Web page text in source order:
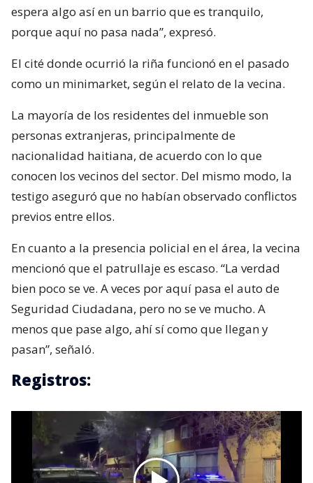
espera algo así en un barrio que es tranquilo,
porque aquí no pasa nada”, expresó.
El cité donde ocurrió la riña funcionó en el pasado
como un minimarket, según el relato de la vecina.
La mayoría de los residentes del inmueble son
personas extranjeras, principalmente de
nacionalidad haitiana, de acuerdo con lo que
conocen los vecinos del sector. Del mismo modo, la
testigo aseguró que no habían observado conflictos
previos entre ellos.
En cuanto a la presencia policial en el área, la vecina
mencionó que el patrullaje es escaso. “La verdad
bien poco se ve. A veces por aquí pasa el auto de
Seguridad Ciudadana, pero no se ve mucho. A
menos que pase algo, ahí sí como que llegan y
pasan”, señaló.
Registros: